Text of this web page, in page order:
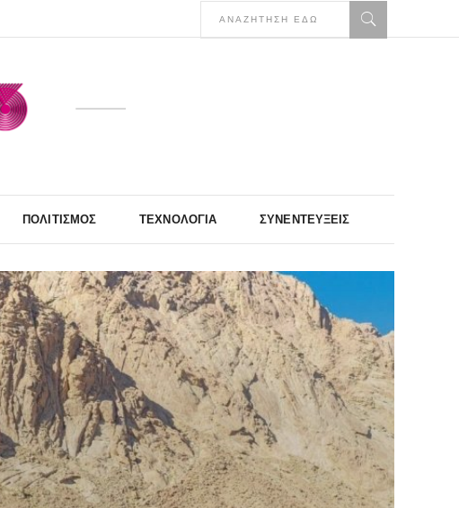
ΠΟΛΙΤΙΣΜΌΣ ΤΕΧΝΟΛΟΓΊΑ ΣΥΝΕΝΤΕΎΞΕΙΣ